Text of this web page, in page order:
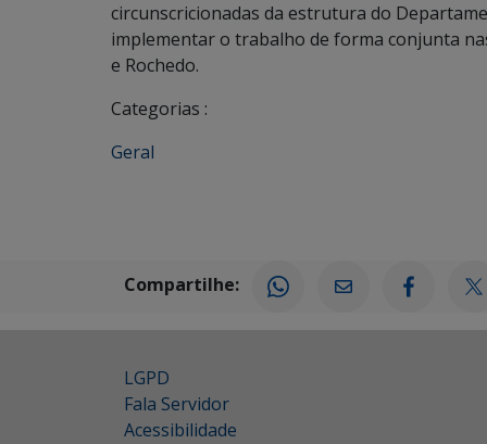
circunscricionadas da estrutura do
implementar o trabalho de forma conjunta
e Rochedo.
Categorias :
Geral
Compartilhe:
LGPD
Fala Servidor
Acessibilidade